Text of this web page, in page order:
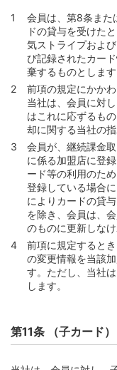
第2節 元利金支払
第86条 （元利金
第87条 （日本国
第88条 （キャッ
第89条 （カード
額の算定方法）
第90条 （カード
法の変更 ）
第91条 （返済方
めるべき事項）
第92条 （キャッ
更）
第3節 手数料また
第93条 （利率）
第94条 （利率の
第95条 （キャッ
第97条 （ATM利
会員は、第8条また
ドの貸与を受けた
気ストライプおよ
び記録されたカー
棄するものとします
前項の規定にかか
当社は、会員に対
はこれに応ずるも
却に関する当社の
会員が、継続課金
に係る加盟店に登
ード等の利用のた
登録している場合
によりカードの貸
を除き、会員は、
のものに更新しな
前項に規定すると
の変更情報を当該
す。ただし、当社
します。
第11条 （子カード）